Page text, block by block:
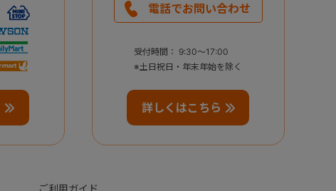
電話でお問い合わせ
受付時間： 9:30～17:00
※土日祝日・年末年始を除く
詳しくはこちら
ご利用ガイド